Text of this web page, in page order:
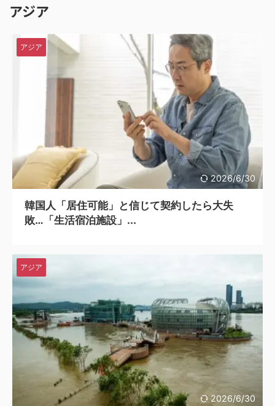
韓国人「日本の柴犬くん散歩中の暑さに耐えられなかった結果」
アジア
2026/6/30
アジア
韓国人「居住可能」と信じて契約したら大失
敗…「生活宿泊施設」...
2026/6/30
アジア